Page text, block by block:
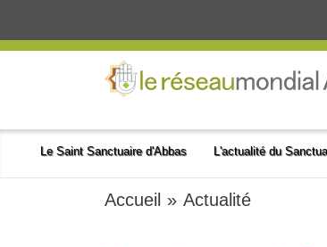
Le Saint Sanctuaire d'Abbas L'actualité du
Accueil »Actualité